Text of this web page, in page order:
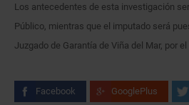
Los antecedentes de esta investigación
Público, mientras que el imputado será
Juzgado de Garantía de Viña del Mar, por
Facebook GooglePlus